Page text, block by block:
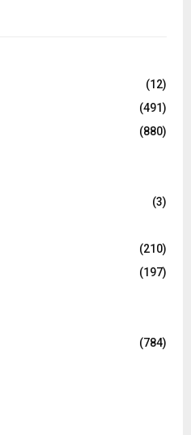
(12)
(491)
(880)
(3)
(210)
(197)
(784)